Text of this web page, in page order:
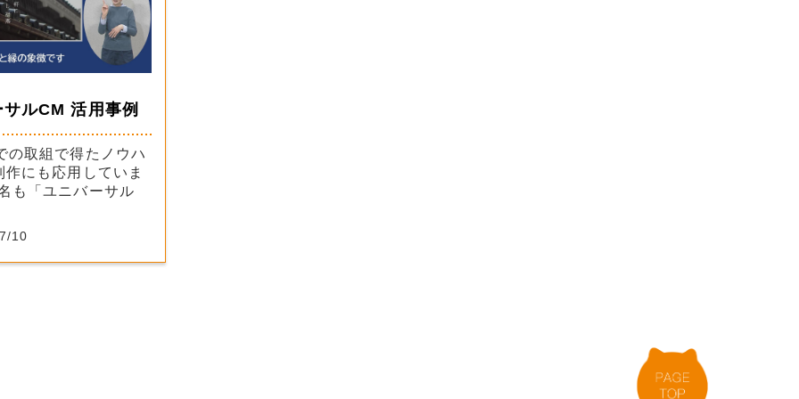
ルCM 活用事例
の取組で得たノウハ
作にも応用していま
も「ユニバーサル
10